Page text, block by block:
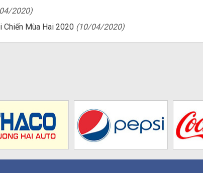
2020)
Mùa Hai 2020 (10/04/2020)